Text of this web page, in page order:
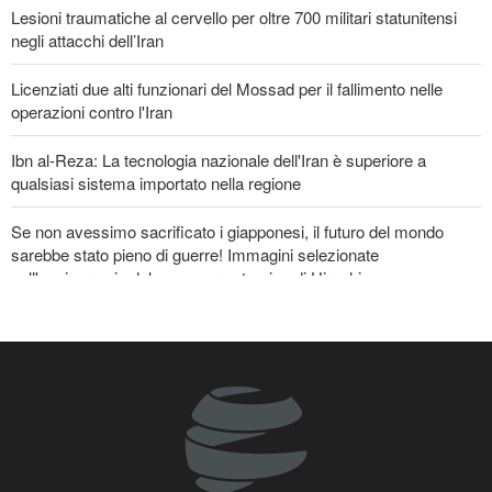
EVENTI
Lesioni traumatiche al cervello per oltre 700 militari statunitensi
negli attacchi dell’Iran
Licenziati due alti funzionari del Mossad per il fallimento nelle
operazioni contro l'Iran
Ibn al-Reza: La tecnologia nazionale dell'Iran è superiore a
qualsiasi sistema importato nella regione
Se non avessimo sacrificato i giapponesi, il futuro del mondo
sarebbe stato pieno di guerre! Immagini selezionate
nell'anniversario del massacro atomico di Hiroshima
un fallimento
Un membro di spicco di Ansarullah: Le dichiarazioni del Consiglio
di Sicurezza non meritano attenzione
CNN rivela: Capo degli Stati maggiori Usa cerca una via d’uscita